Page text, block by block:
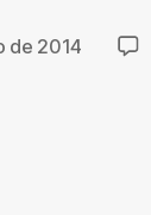
de 2014